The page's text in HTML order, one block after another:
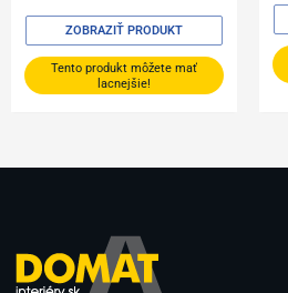
Tento produkt môžete mať
lacnejšie!
ZOBRAZIŤ PRODUKT